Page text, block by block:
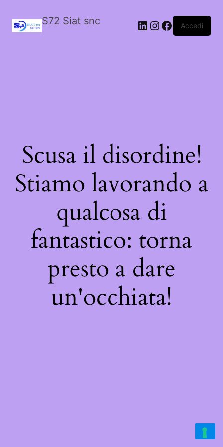
S72 Siat snc LinkedIn
Instagram
Facebook
Accedi
Scusa il disordine!
Stiamo lavorando a
qualcosa di
fantastico: torna
presto a dare
un'occhiata!